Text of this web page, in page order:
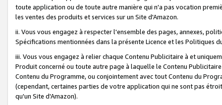
toute application ou de toute autre manière qui n'a pas vocation
les ventes des produits et services sur un Site d'Amazon.
ii. Vous vous engagez à respecter l'ensemble des pages, annexes,
Spécifications mentionnées dans la présente Licence et les Politiques
iii. Vous vous engagez à relier chaque Contenu Publicitaire à et
Produit concerné ou toute autre page à laquelle le Contenu
Contenu du Programme, ou conjointement avec tout Contenu du
(cependant, certaines parties de votre application qui ne sont pas
qu'un Site d'Amazon).